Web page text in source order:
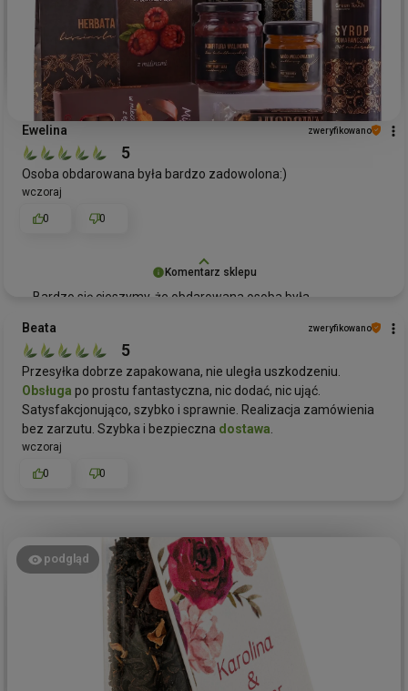
Komentarz sklepu
Bardzo się cieszymy, że obdarowana osoba była
ogromna radość wiedzieć, że nasze produkty przynoszą
radość i spełniają oczekiwania. Jeśli będziesz
potrzebowała kolejnych wyjątkowychprezentów,
zapraszamy ponownie do Green Touch.
Ewelina zweryfikowano
5
Osoba obdarowana była bardzo zadowolona:)
wczoraj
0 0
Beata zweryfikowano
5
Przesyłka dobrze zapakowana, nie uległa uszkodzeniu.
Obsługa po prostu fantastyczna, nic dodać, nic ująć.
Satysfakcjonująco, szybko i sprawnie. Realizacja zamówienia
bez zarzutu. Szybka i bezpieczna dostawa
wczoraj
0 0
podgląd